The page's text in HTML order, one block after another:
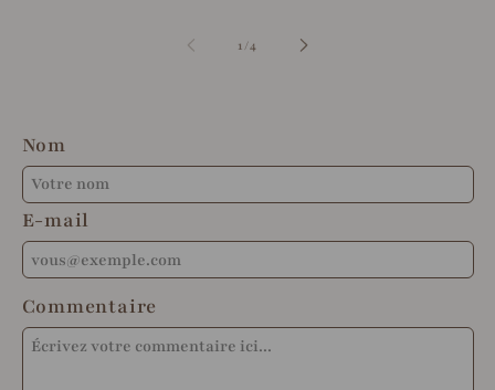
1/de4
Nom
E-mail
Commentaire